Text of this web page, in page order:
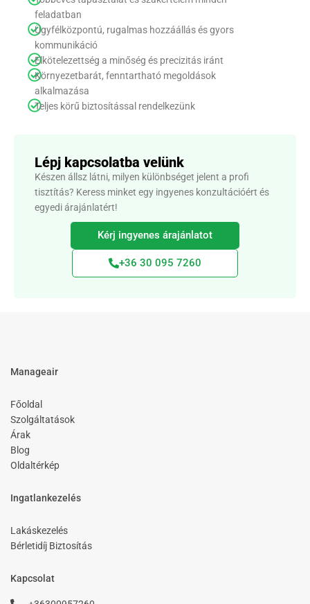
feladatban
Ügyfélközpontú, rugalmas hozzáállás és gyors
kommunikáció
Elkötelezettség a minőség és precizitás iránt
Környezetbarát, fenntartható megoldások
alkalmazása
Teljes körű biztosítással rendelkezünk
Lépj kapcsolatba velünk
Készen állsz látni, milyen különbséget jelent a profi
tisztítás? Keress minket egy ingyenes konzultációért és
egyedi árajánlatért!
Kérj ingyenes árajánlatot
+36 30 095 7260
Manageair
Főoldal
Szolgáltatások
Árak
Blog
Oldaltérkép
Ingatlankezelés
Lakáskezelés
Bérletidíj Biztosítás
Kapcsolat